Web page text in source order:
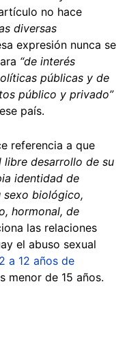
no hace
diversas
expresión nunca se
“de interés
públicas y de
público y privado”
país.
referencia a que
libre desarrollo de su
identidad de
sexo biológico,
hormonal, de
las relaciones
el abuso sexual
a 12 años de
menor de 15 años.